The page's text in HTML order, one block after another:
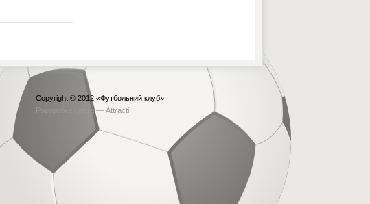
Copyright © 2012 «Футбольний клуб»
Рорзробка сайта — Attracti